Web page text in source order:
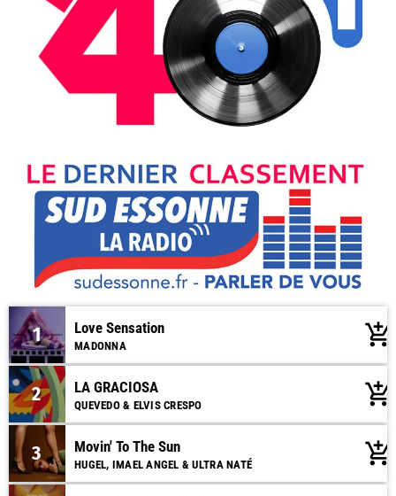
1 Love Sensation
MADONNA add_shopping_cart
2 LA GRACIOSA
QUEVEDO & ELVIS CRESPO add_shopping_cart
3 Movin' To The Sun
HUGEL, IMAEL ANGEL & ULTRA NATÉ add_shopping_cart